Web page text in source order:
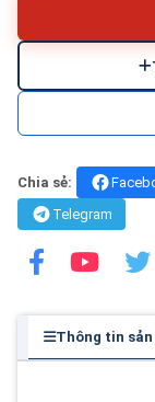
Chia sẻ:
Telegram
Thông tin sản